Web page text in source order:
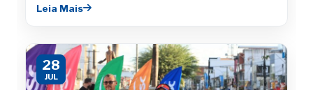
Leia Mais
28
JUL